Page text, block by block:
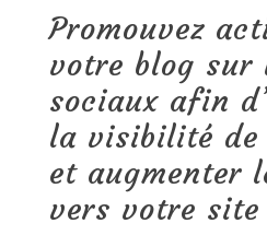
Promouvez
votre blog sur
sociaux afin
la visibilité de
et augmenter
vers votre site